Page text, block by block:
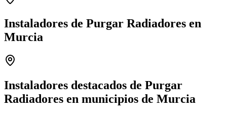
Instaladores de Purgar Radiadores en
Murcia
−
Instaladores destacados de Purgar
Radiadores en municipios de Murcia